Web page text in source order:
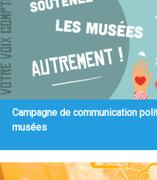
Campagne de communication
musées